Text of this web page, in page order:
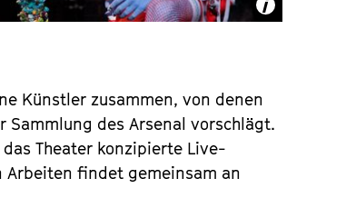
Künstler zusammen, von denen
Sammlung des Arsenal vorschlägt.
Theater konzipierte Live-
Arbeiten findet gemeinsam an